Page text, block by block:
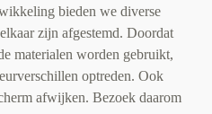
bieden we diverse
zijn afgestemd. Doordat
materialen worden gebruikt,
optreden. Ook
afwijken. Bezoek daarom